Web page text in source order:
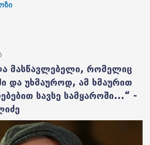
მასწავლებელი, რომელიც
და უხმაუროდ, ამ ხმაურით
სავსე სამყაროში...“ -